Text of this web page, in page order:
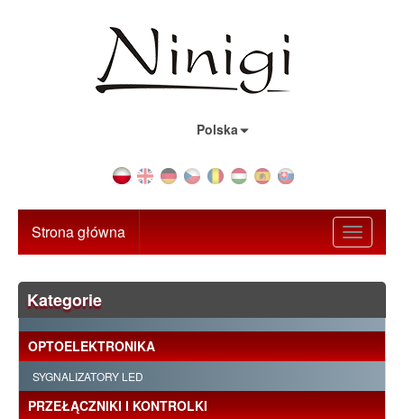
Polska
Toggle
Strona główna
Kategorie
OPTOELEKTRONIKA
SYGNALIZATORY LED
PRZEŁĄCZNIKI I KONTROLKI